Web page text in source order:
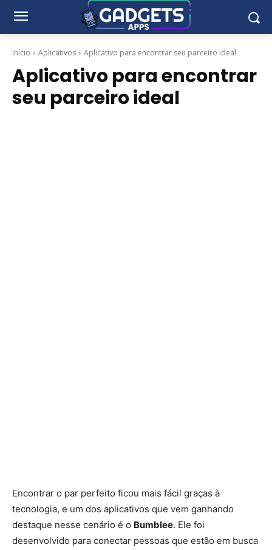
Início Aplicativos Aplicativo para encontrar seu parceiro ideal
Aplicativo para encontrar
seu parceiro ideal
Encontrar o par perfeito ficou mais fácil graças à
tecnologia, e um dos aplicativos que vem ganhando
destaque nesse cenário é o Bumblee. Ele foi
desenvolvido para conectar pessoas que estão em busca